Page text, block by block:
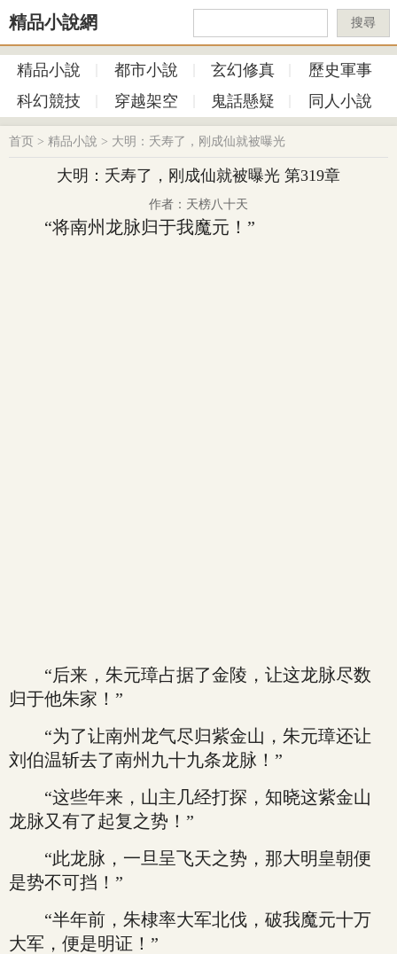
精品小說網 搜尋
精品小說 都市小說 玄幻修真
歷史軍事
科幻競技
穿越架空 鬼話懸疑 同人小說
首页 > 精品小說 > 大明：夭寿了，刚成仙就被曝光
大明：夭寿了，刚成仙就被曝光 第319章
作者：天榜八十天
“将南州龙脉归于我魔元！”
“后来，朱元璋占据了金陵，让这龙脉尽数
归于他朱家！”
“为了让南州龙气尽归紫金山，朱元璋还让
刘伯温斩去了南州九十九条龙脉！”
“这些年来，山主几经打探，知晓这紫金山
龙脉又有了起复之势！”
“此龙脉，一旦呈飞天之势，那大明皇朝便
是势不可挡！”
“半年前，朱棣率大军北伐，破我魔元十万
大军，便是明证！”